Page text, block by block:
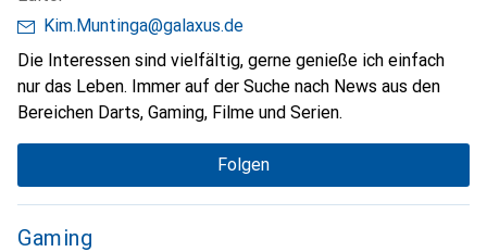
Kim.Muntinga@galaxus.de
Die Interessen sind vielfältig, gerne genieße ich einfach
nur das Leben. Immer auf der Suche nach News aus den
Bereichen Darts, Gaming, Filme und Serien.
Folgen
Gaming